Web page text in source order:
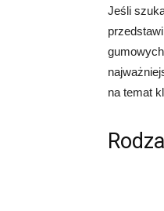
Jeśli
na temat